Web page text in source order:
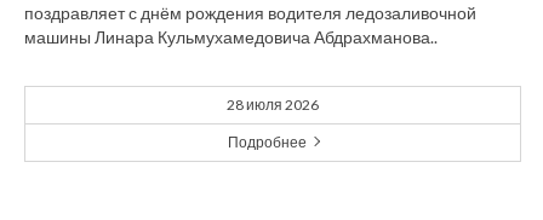
поздравляет с днём рождения водителя ледозаливочной
машины Линара Кульмухамедовича Абдрахманова..
28 июля 2026
Подробнее